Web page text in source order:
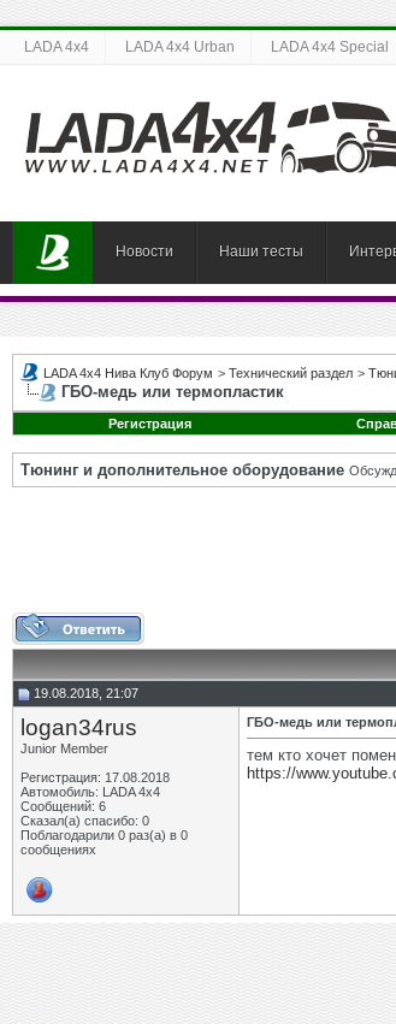
LADA 4x4 LADA 4x4 Urban LADA 4x4 Special
Новости Наши тесты
LADA 4x4 Нива Клуб Форум > Технический раздел >
ГБО-медь или термопластик
Регистрация
Тюнинг и дополнительное оборудование
19.08.2018, 21:07
logan34rus
Junior Member
Регистрация: 17.08.2018
Автомобиль: LADA 4x4
Сообщений: 6
Сказал(а) спасибо: 0
Поблагодарили 0 раз(а) в 0
сообщениях
ГБО-медь или
тем кто хочет
https://